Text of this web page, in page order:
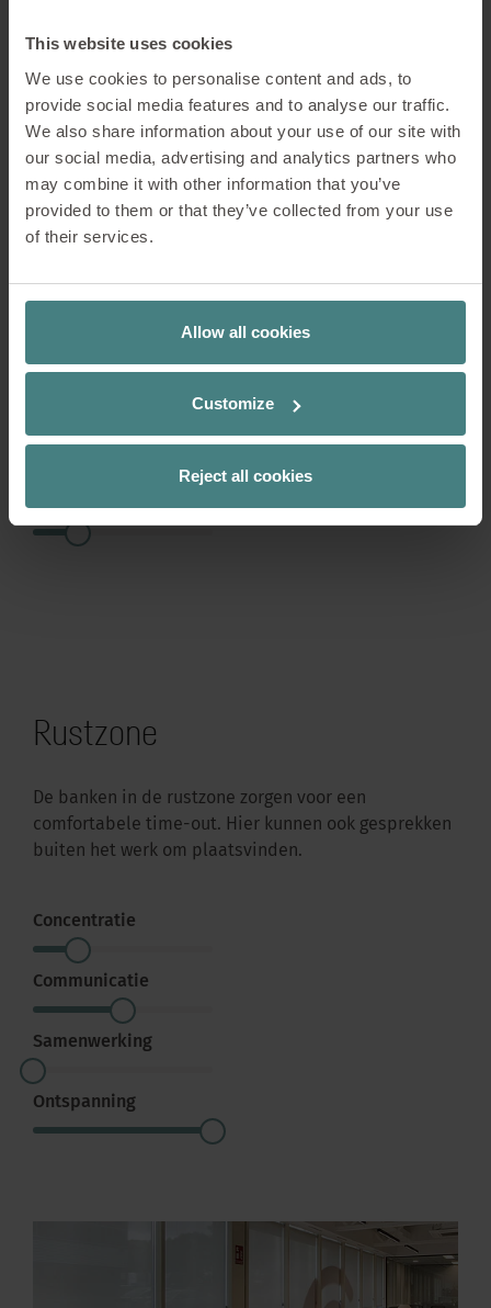
This website uses cookies
We use cookies to personalise content and ads, to
provide social media features and to analyse our traffic.
We also share information about your use of our site with
our social media, advertising and analytics partners who
may combine it with other information that you’ve
provided to them or that they’ve collected from your use
of their services.
Allow all cookies
Customize
Reject all cookies
Besprekingsruimten
Voor tijdelijk gebruik, voor belangrijke besprekingen
en bijeenkomsten – ruime bureautafels en
beweeglijke bureaustoelen ondersteunen
Samenwerking
Ontspanning
Rustzone
De banken in de rustzone zorgen voor een
comfortabele time-out. Hier kunnen ook gesprekken
buiten het werk om plaatsvinden.
Concentratie
Communicatie
Samenwerking
Ontspanning